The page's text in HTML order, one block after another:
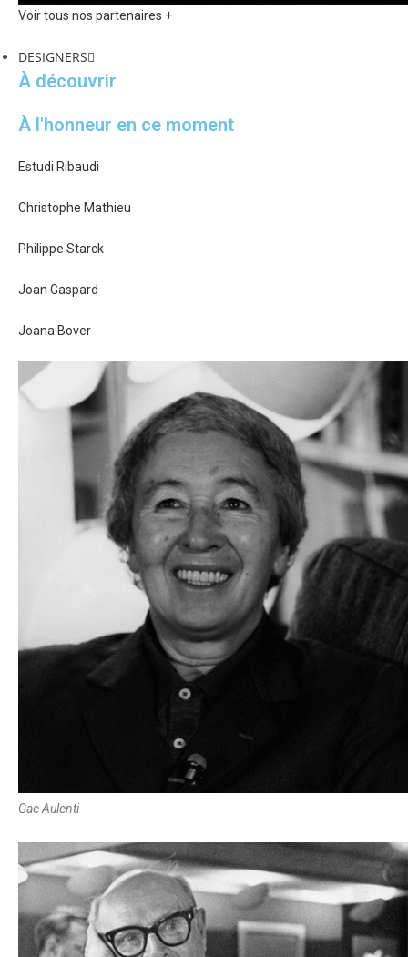
Voir tous nos partenaires +
DESIGNERS
À découvrir
À l'honneur en ce moment
Estudi Ribaudi
Christophe Mathieu
Philippe Starck
Joan Gaspard
Joana Bover
Gae Aulenti